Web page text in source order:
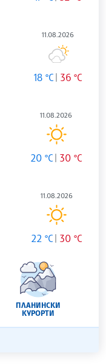
11.08.2026
18 °C 36 °C
11.08.2026
20 °C 30 °C
11.08.2026
22 °C 30 °C
ПЛАНИНСКИ
КУРОРТИ